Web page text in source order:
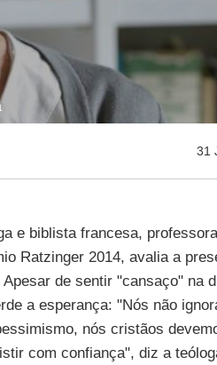
31
e biblista francesa,
Ratzinger 2014, avalia a
de sentir "cansaço" na
a esperança: "Nós não
nós cristãos
com confiança", diz a